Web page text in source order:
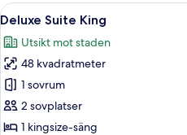
Öppna
alla
foton
för
Deluxe
Suite
King
11
Deluxe Suite King
Utsikt mot staden
48 kvadratmeter
1 sovrum
2 sovplatser
1 kingsize-säng